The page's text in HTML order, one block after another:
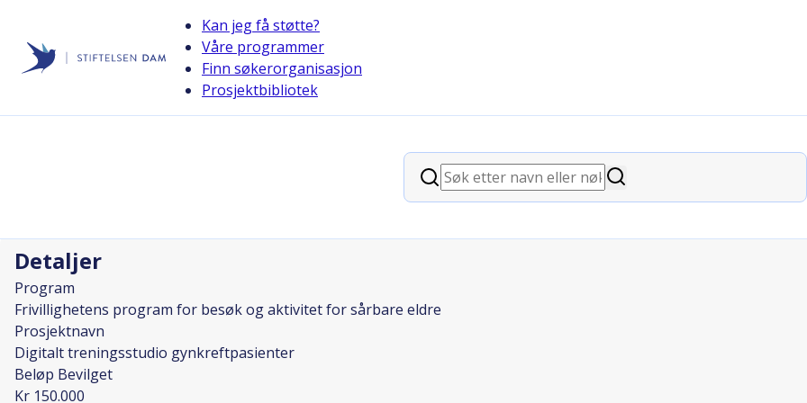
Kan jeg få støtte?
Våre programmer
Finn søkerorganisasjon
Prosjektbibliotek
Søk
Søk
Detaljer
Program
Frivillighetens program for besøk og aktivitet for sårbare eldre
Prosjektnavn
Digitalt treningsstudio gynkreftpasienter
Beløp Bevilget
Kr 150.000